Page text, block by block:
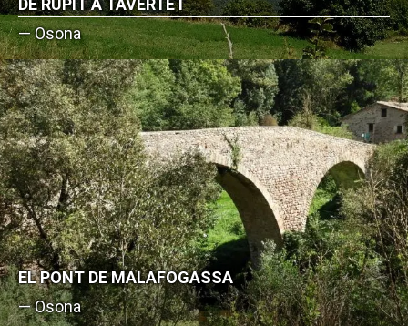
DE RUPIT A TAVERTET
— Osona
EL PONT DE MALAFOGASSA
— Osona